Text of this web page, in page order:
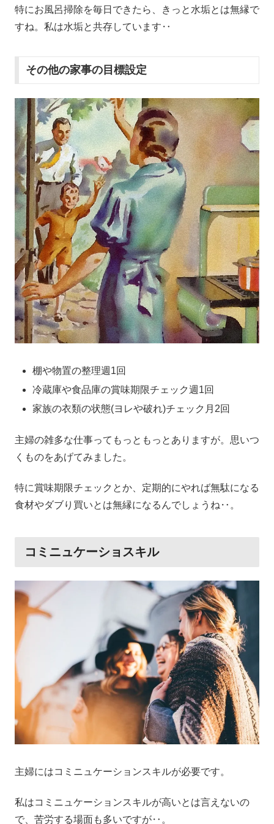
特にお風呂掃除を毎日できたら、きっと水垢とは無縁で
すね。私は水垢と共存しています‥
その他の家事の目標設定
棚や物置の整理週1回
冷蔵庫や食品庫の賞味期限チェック週1回
家族の衣類の状態(ヨレや破れ)チェック月2回
主婦の雑多な仕事ってもっともっとありますが。思いつ
くものをあげてみました。
特に賞味期限チェックとか、定期的にやれば無駄になる
食材やダブり買いとは無縁になるんでしょうね‥。
コミニュケーショスキル
主婦にはコミニュケーションスキルが必要です。
私はコミニュケーションスキルが高いとは言えないの
で、苦労する場面も多いですが‥。